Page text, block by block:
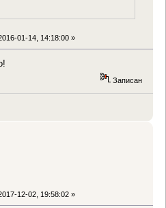
01-14, 14:18:00 »
Записан
12-02, 19:58:02 »